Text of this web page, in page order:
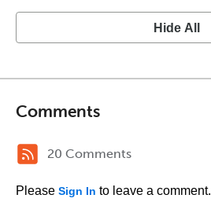
Hide All
Comments
20 Comments
Please Sign In to leave a comment.